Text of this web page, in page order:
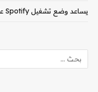
يساعد وضع تشغيل Spotify على مطابقة الألحان مع الإيقاع